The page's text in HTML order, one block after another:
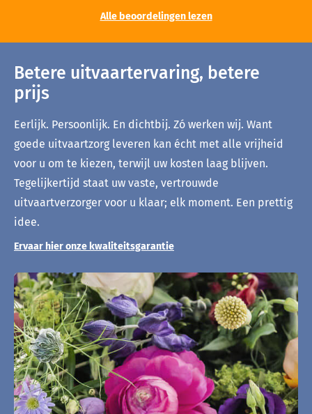
Alle beoordelingen lezen
Betere uitvaartervaring, betere
prijs
Eerlijk. Persoonlijk. En dichtbij. Zó werken wij. Want
goede uitvaartzorg leveren kan écht met alle vrijheid
voor u om te kiezen, terwijl uw kosten laag blijven.
Tegelijkertijd staat uw vaste, vertrouwde
uitvaartverzorger voor u klaar; elk moment. Een prettig
idee.
Ervaar hier onze kwaliteitsgarantie